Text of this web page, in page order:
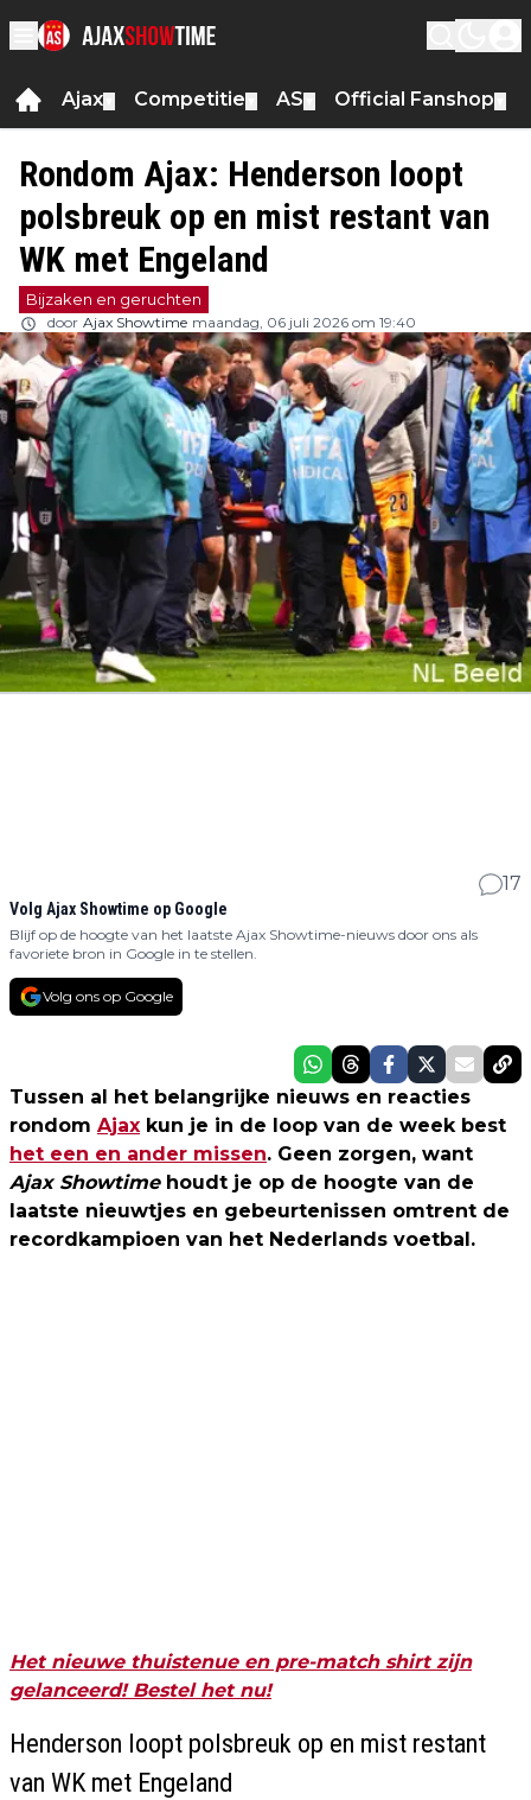
Ajax Competitie AS Official Fanshop
Rondom Ajax: Henderson loopt
polsbreuk op en mist restant van
WK met Engeland
Bijzaken en geruchten
door Ajax Showtime maandag, 06 juli 2026 om 19:40
17
Volg Ajax Showtime op Google
Blijf op de hoogte van het laatste Ajax Showtime-nieuws door ons als
favoriete bron in Google in te stellen.
Volg ons op Google
Tussen al het belangrijke nieuws en reacties
rondom Ajax kun je in de loop van de week best
het een en ander missen. Geen zorgen, want
Ajax Showtimehoudt je op de hoogte van de
laatste nieuwtjes en gebeurtenissen omtrent de
recordkampioen van het Nederlands voetbal.
Het nieuwe thuistenue en pre-match shirt zijn
gelanceerd! Bestel het nu!
Henderson loopt polsbreuk op en mist restant
van WK met Engeland